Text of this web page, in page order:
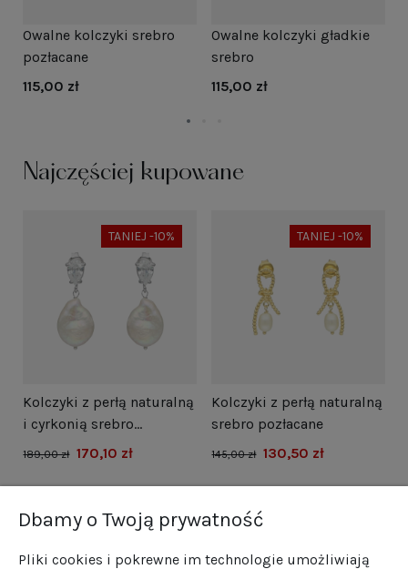
Owalne kolczyki srebro
pozłacane
115,00 zł
Owalne kolczyki gładkie
srebro
115,00 zł
Najczęściej kupowane
TANIEJ -10%
Kolczyki z perłą naturalną
i cyrkonią srebro
rodowane
189,00 zł 170,10 zł
TANIEJ -10%
Kolczyki z perłą naturalną
srebro pozłacane
145,00 zł 130,50 zł
Dbamy o Twoją prywatność
Pliki cookies i pokrewne im technologie umożliwiają